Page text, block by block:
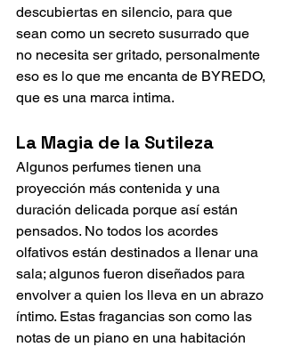
descubiertas en silencio, para que
sean como un secreto susurrado que
no necesita ser gritado, personalmente
eso es lo que me encanta de BYREDO,
que es una marca intima.
La Magia de la Sutileza
Algunos perfumes tienen una
proyección más contenida y una
duración delicada porque así están
pensados. No todos los acordes
olfativos están destinados a llenar una
sala; algunos fueron diseñados para
envolver a quien los lleva en un abrazo
íntimo. Estas fragancias son como las
notas de un piano en una habitación